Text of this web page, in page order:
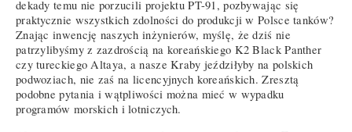
dekady temu nie porzucili projektu PT-91, pozbywając się
praktycznie wszystkich zdolności do produkcji w Polsce tanków?
Znając inwencję naszych inżynierów, myślę, że dziś nie
patrzylibyśmy z zazdrością na koreańskiego K2 Black Panther
czy tureckiego Altaya, a nasze Kraby jeździłyby na polskich
podwoziach, nie zaś na licencyjnych koreańskich. Zresztą
podobne pytania i wątpliwości można mieć w wypadku
programów morskich i lotniczych.